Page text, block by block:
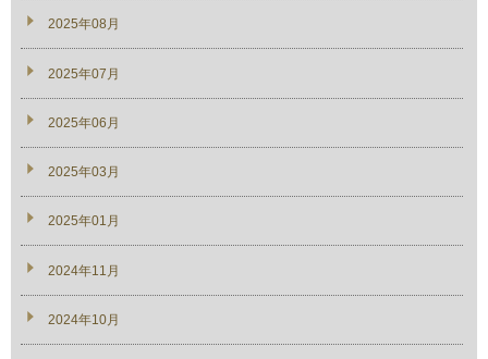
2025年08月
2025年07月
2025年06月
2025年03月
2025年01月
2024年11月
2024年10月